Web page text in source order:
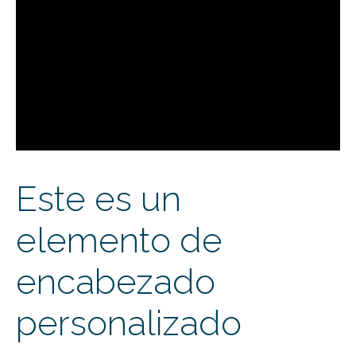
Este es un
elemento de
encabezado
personalizado